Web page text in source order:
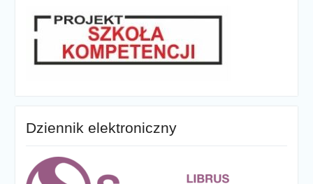
Dziennik elektroniczny